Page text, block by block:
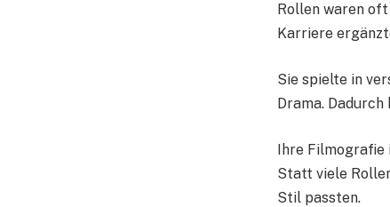
Rollen waren
Karriere
Sie spielte in
Drama.
Ihre Filmografie
Statt viele
Stil passten.